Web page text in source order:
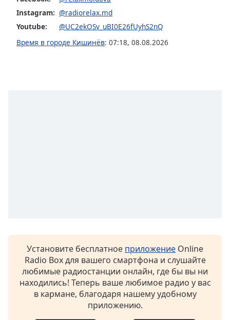
Font
Family
Instagram: @radiorelax.md
Youtube:
@UC2ekOSv_uBI0E26fUyhS2nQ
Время в городе Кишинёв: 07:18, 08.08.2026
Установите бесплатное приложение Online
Radio Box для вашего смартфона и слушайте
любимые радиостанции онлайн, где бы вы ни
находились! Теперь ваше любимое радио у вас
в кармане, благодаря нашему удобному
приложению.